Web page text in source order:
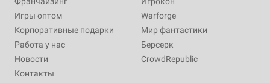
Игры оптом
Корпоративные подарки
Работа у нас
Новости
Контакты
Warforge
Мир фантастики
Берсерк
CrowdRepublic